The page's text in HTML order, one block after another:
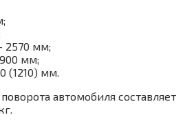
2570 мм;
мм;
(1210) мм.
автомобиля составляет